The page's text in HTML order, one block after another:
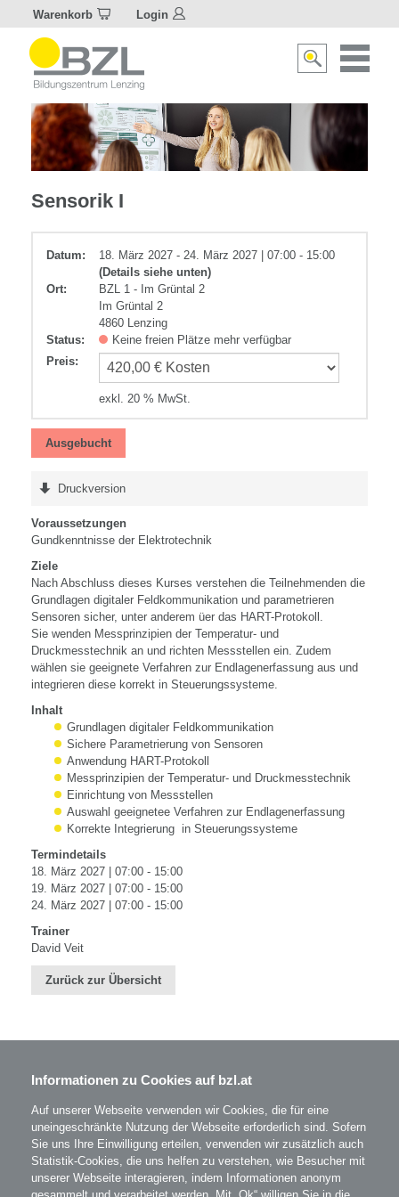
Warenkorb Login
Suche
Elektrotechnik
Sensorik I
Datum:
18. März 2027 - 24. März 2027 | 07:00 - 15:00
(Details siehe unten)
Ort:
BZL 1 - Im Grüntal 2
Im Grüntal 2
4860 Lenzing
Status:
Keine freien Plätze mehr verfügbar
Preis:
exkl. 20 % MwSt.
Ausgebucht
Druckversion
Voraussetzungen
Gundkenntnisse der Elektrotechnik
Ziele
Nach Abschluss dieses Kurses verstehen die Teilnehmenden die
Grundlagen digitaler Feldkommunikation und parametrieren
Sensoren sicher, unter anderem üer das HART-Protokoll.
Sie wenden Messprinzipien der Temperatur- und
Druckmesstechnik an und richten Messstellen ein. Zudem
wählen sie geeignete Verfahren zur Endlagenerfassung aus und
integrieren diese korrekt in Steuerungssysteme.
Inhalt
Grundlagen digitaler Feldkommunikation
Sichere Parametrierung von Sensoren
Anwendung HART-Protokoll
Messprinzipien der Temperatur- und Druckmesstechnik
Einrichtung von Messstellen
Auswahl geeignetee Verfahren zur Endlagenerfassung
Korrekte Integrierung in Steuerungssysteme
Termindetails
18. März 2027 | 07:00 - 15:00
19. März 2027 | 07:00 - 15:00
24. März 2027 | 07:00 - 15:00
Trainer
David Veit
Zurück zur Übersicht
BZL - Bildungszentrum Lenzing GmbH
A-4860 Lenzing
T: 07672 701-3531
office@bzl.at
BZLauf Facebook
Informationen zu Cookies auf bzl.at
Auf unserer Webseite verwenden wir Cookies, die für eine
uneingeschränkte Nutzung der Webseite erforderlich sind. Sofern
Sie uns Ihre Einwilligung erteilen, verwenden wir zusätzlich auch
Statistik-Cookies, die uns helfen zu verstehen, wie Besucher mit
unserer Webseite interagieren, indem Informationen anonym